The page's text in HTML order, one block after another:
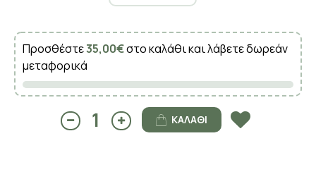
Προσθέστε35,00€στο καλάθι και λάβετε δωρεάν
μεταφορικά
ΚΑΛΆΘΙ